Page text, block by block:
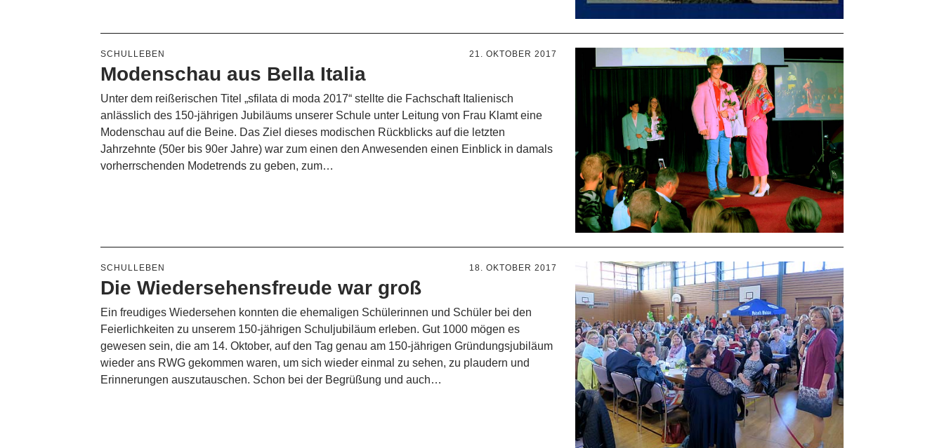
SCHULLEBEN 21. OKTOBER 2017
Modenschau aus Bella Italia
Unter dem reißerischen Titel „sfilata di moda 2017“ stellte die Fachschaft Italienisch
anlässlich des 150-jährigen Jubiläums unserer Schule unter Leitung von Frau Klamt eine
Modenschau auf die Beine. Das Ziel dieses modischen Rückblicks auf die letzten
Jahrzehnte (50er bis 90er Jahre) war zum einen den Anwesenden einen Einblick in damals
vorherrschenden Modetrends zu geben, zum…
SCHULLEBEN 18. OKTOBER 2017
Die Wiedersehensfreude war groß
Ein freudiges Wiedersehen konnten die ehemaligen Schülerinnen und Schüler bei den
Feierlichkeiten zu unserem 150-jährigen Schuljubiläum erleben. Gut 1000 mögen es
gewesen sein, die am 14. Oktober, auf den Tag genau am 150-jährigen Gründungsjubiläum
wieder ans RWG gekommen waren, um sich wieder einmal zu sehen, zu plaudern und
Erinnerungen auszutauschen. Schon bei der Begrüßung und auch…